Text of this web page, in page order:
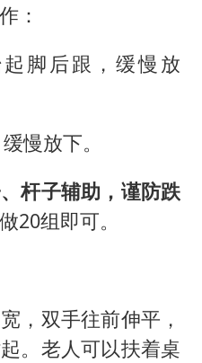
：
脚后跟，缓慢放
慢放下。
杆子辅助，谨防跌
20组即可。
，双手往前伸平，
。老人可以扶着桌